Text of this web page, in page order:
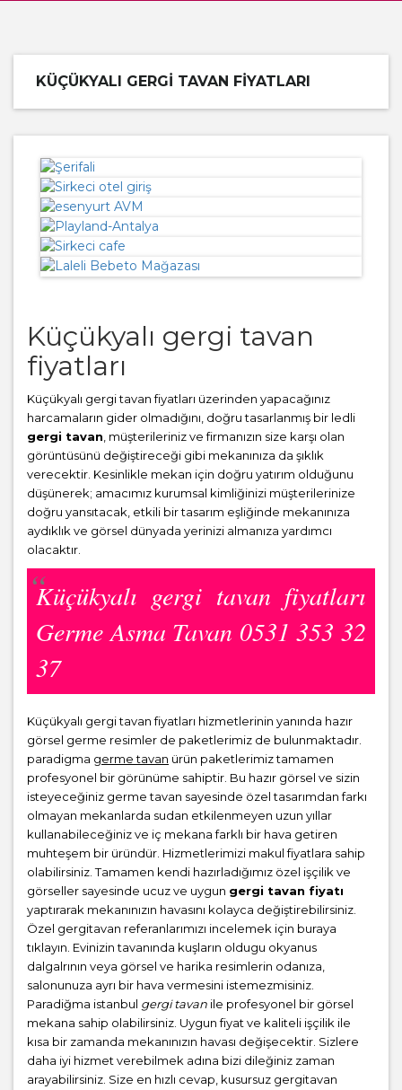
KÜÇÜKYALI GERGI TAVAN FIYATLARI
Küçükyalı gergi tavan
fiyatları
Küçükyalı gergi tavan fiyatları üzerinden yapacağınız
harcamaların gider olmadığını, doğru tasarlanmış bir ledli
gergi tavan , müşterileriniz ve firmanızın size karşı olan
görüntüsünü değiştireceği gibi mekanınıza da şıklık
verecektir. Kesinlikle mekan için doğru yatırım olduğunu
düşünerek; amacımız kurumsal kimliğinizi müşterilerinize
doğru yansıtacak, etkili bir tasarım eşliğinde mekanınıza
aydıklık ve görsel dünyada yerinizi almanıza yardımcı
olacaktır.
Küçükyalı gergi tavan fiyatları
Germe Asma Tavan 0531 353 32
37
Küçükyalı gergi tavan fiyatları hizmetlerinin yanında hazır
görsel germe resimler de paketlerimiz de bulunmaktadır.
paradigma germe tavan ürün paketlerimiz tamamen
profesyonel bir görünüme sahiptir. Bu hazır görsel ve sizin
isteyeceğiniz germe tavan sayesinde özel tasarımdan farkı
olmayan mekanlarda sudan etkilenmeyen uzun yıllar
kullanabileceğiniz ve iç mekana farklı bir hava getiren
muhteşem bir üründür. Hizmetlerimizi makul fiyatlara sahip
olabilirsiniz. Tamamen kendi hazırladığımız özel işçilik ve
görseller sayesinde ucuz ve uygun gergi tavan fiyatı
yaptırarak mekanınızın havasını kolayca değiştirebilirsiniz.
Özel gergitavan referanlarımızı incelemek için buraya
tıklayın. Evinizin tavanında kuşların oldugu okyanus
dalgalrının veya görsel ve harika resimlerin odanıza,
salonunuza ayrı bir hava vermesini istemezmisiniz.
Paradiğma istanbul gergi tavan ile profesyonel bir görsel
mekana sahip olabilirsiniz. Uygun fiyat ve kaliteli işçilik ile
kısa bir zamanda mekanınızın havası değişecektir. Sizlere
daha iyi hizmet verebilmek adına bizi dileğiniz zaman
arayabilirsiniz. Size en hızlı cevap, kusursuz gergitavan